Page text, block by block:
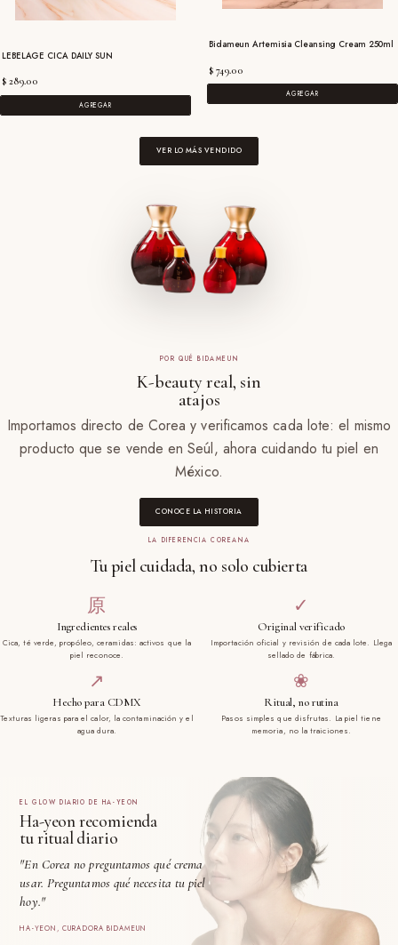
LEBELAGE CICA DAILY SUN
$ 289.00
AGREGAR
Bidameun Artemisia Cleansing Cream 250ml
$ 749.00
AGREGAR
VER LO MÁS VENDIDO
POR QUÉ BIDAMEUN
K-beauty real, sin
atajos
Importamos directo de Corea y verificamos cada lote: el mismo
producto que se vende en Seúl, ahora cuidando tu piel en
México.
CONOCE LA HISTORIA
LA DIFERENCIA COREANA
Tu piel cuidada, no solo cubierta
原
Ingredientes reales
Cica, té verde, propóleo, ceramidas: activos que la
piel reconoce.
✓
Original verificado
Importación oficial y revisión de cada lote. Llega
sellado de fábrica.
↗
Hecho para CDMX
Texturas ligeras para el calor, la contaminación y el
agua dura.
❀
Ritual, no rutina
Pasos simples que disfrutas. La piel tiene
memoria, no la traiciones.
EL GLOW DIARIO DE HA-YEON
Ha-yeon recomienda
tu ritual diario
"En Corea no preguntamos qué crema
usar. Preguntamos qué necesita tu piel
hoy."
HA-YEON, CURADORA BIDAMEUN